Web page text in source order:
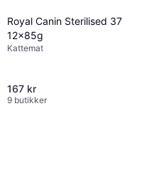
Royal Canin Sterilised 37
12x85g
Kattemat
167 kr
9 butikker